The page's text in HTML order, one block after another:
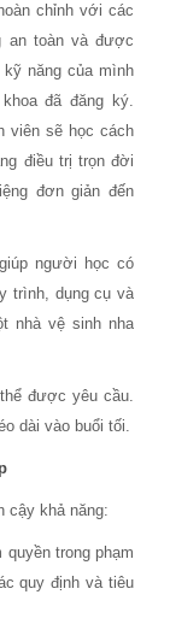
chỉnh với các
an toàn và được
năng của mình
đã đăng ký.
viên sẽ học cách
điều trị trọn đời
đơn giản đến
người học có
trình, dụng cụ và
nhà vệ sinh nha
được yêu cầu.
dài vào buổi tối.
cậy khả năng:
trong phạm
quy định và tiêu